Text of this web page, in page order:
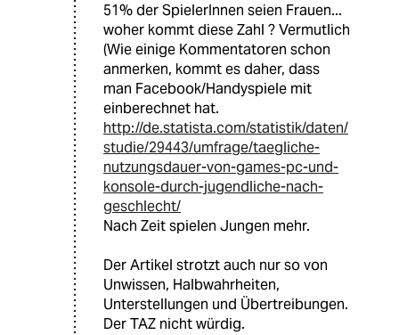
51% der SpielerInnen seien Frauen...
woher kommt diese Zahl ? Vermutlich
(Wie einige Kommentatoren schon
anmerken, kommt es daher, dass
man Facebook/Handyspiele mit
einberechnet hat.
http://de.statista.com/statistik/daten/
studie/29443/umfrage/taegliche-
nutzungsdauer-von-games-pc-und-
konsole-durch-jugendliche-nach-
geschlecht/
Nach Zeit spielen Jungen mehr.
Der Artikel strotzt auch nur so von
Unwissen, Halbwahrheiten,
Unterstellungen und Übertreibungen.
Der TAZ nicht würdig.